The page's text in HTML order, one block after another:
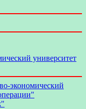
университет
экономический